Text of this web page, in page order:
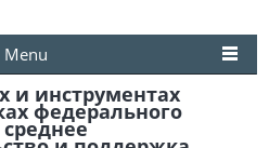
Menu
и инструментах
федерального